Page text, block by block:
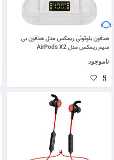
هدفون بلوتوثی ریمکس مدل هدفون بی
سیم ریمکس مدل AirPods X2
ناموجود